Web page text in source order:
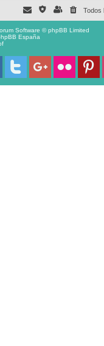
Todos
Software © phpBB Limited
España